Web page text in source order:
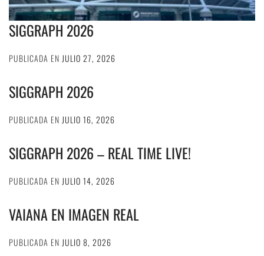
SIGGRAPH 2026
PUBLICADA EN JULIO 27, 2026
SIGGRAPH 2026
PUBLICADA EN JULIO 16, 2026
SIGGRAPH 2026 – REAL TIME LIVE!
PUBLICADA EN JULIO 14, 2026
VAIANA EN IMAGEN REAL
PUBLICADA EN JULIO 8, 2026